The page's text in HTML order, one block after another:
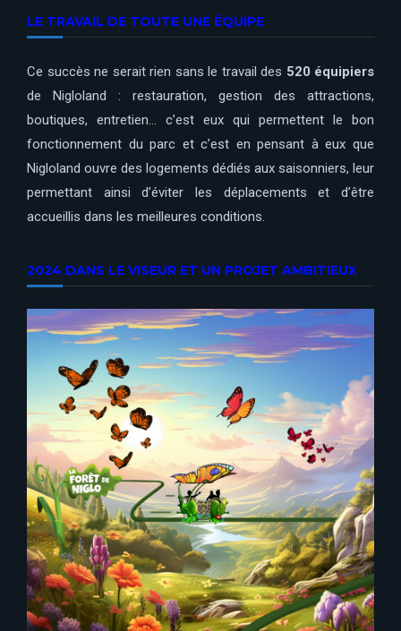
LE TRAVAIL DE TOUTE UNE ÉQUIPE
Ce succès ne serait rien sans le travail des 520 équipiers
de Nigloland : restauration, gestion des attractions,
boutiques, entretien… c’est eux qui permettent le bon
fonctionnement du parc et c’est en pensant à eux que
Nigloland ouvre des logements dédiés aux saisonniers, leur
permettant ainsi d’éviter les déplacements et d’être
accueillis dans les meilleures conditions.
2024 DANS LE VISEUR ET UN PROJET AMBITIEUX